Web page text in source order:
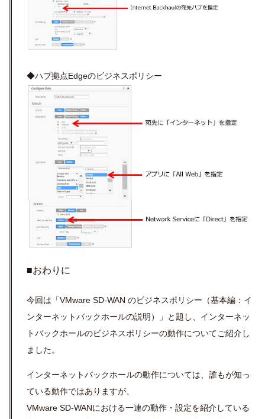
◆ハブ拠点Edgeのビジネスポリシー
■おわりに
今回は「VMware SD-WAN のビジネスポリシー（基本編：イ
ンターネットバックホールの説明）」と題し、インターネッ
トバックホールのビジネスポリシーの動作についてご紹介し
ました。
インターネットバックホールの動作については、誰もが知っ
ている動作ではありますが、
VMware SD-WANにおける一連の動作・設定を紹介している